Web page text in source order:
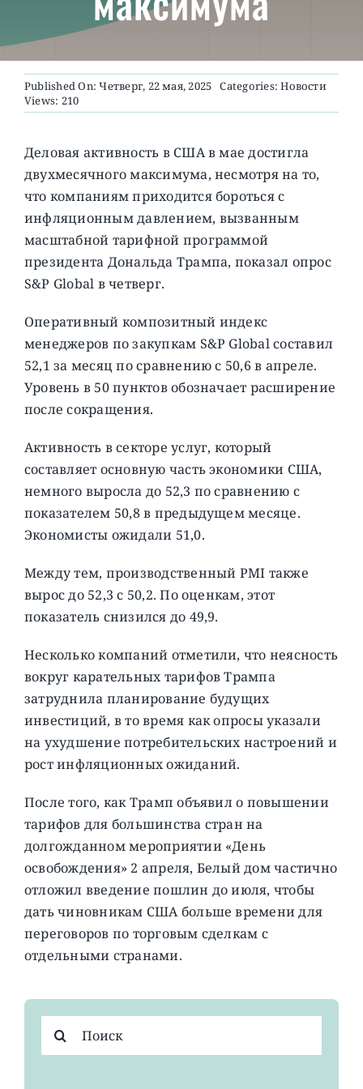
О ПРОЕКТЕ
Published On: Четверг, 22 мая, 2025 Categories:Новости
Views: 210
Деловая активность в США в мае достигла
двухмесячного максимума, несмотря на то,
что компаниям приходится бороться с
инфляционным давлением, вызванным
масштабной тарифной программой
президента Дональда Трампа, показал опрос
S&P Global в четверг.
Оперативный композитный индекс
менеджеров по закупкам S&P Global составил
52,1 за месяц по сравнению с 50,6 в апреле.
Уровень в 50 пунктов обозначает расширение
после сокращения.
Активность в секторе услуг, который
составляет основную часть экономики США,
немного выросла до 52,3 по сравнению с
показателем 50,8 в предыдущем месяце.
Экономисты ожидали 51,0.
Между тем, производственный PMI также
вырос до 52,3 с 50,2. По оценкам, этот
показатель снизился до 49,9.
Несколько компаний отметили, что неясность
вокруг карательных тарифов Трампа
затруднила планирование будущих
инвестиций, в то время как опросы указали
на ухудшение потребительских настроений и
рост инфляционных ожиданий.
После того, как Трамп объявил о повышении
тарифов для большинства стран на
долгожданном мероприятии «День
освобождения» 2 апреля, Белый дом частично
отложил введение пошлин до июля, чтобы
дать чиновникам США больше времени для
переговоров по торговым сделкам с
отдельными странами.
поиска: